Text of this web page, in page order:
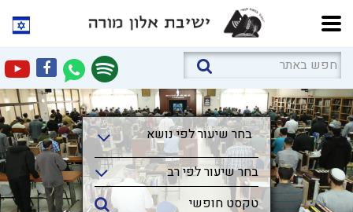
בחר שיעור לפי נושא
בחר שיעור לפי נושא
בחר שיעור לפי רב